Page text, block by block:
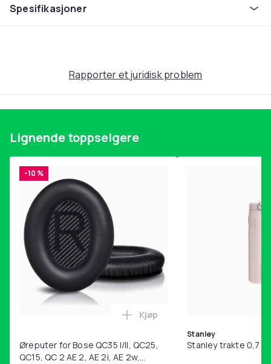
Anbefalt alder (min)
Spesifikasjoner
Rapporter et juridisk problem
Lignende toppselgere
-10 %
Øreputer for Bose QC35 I/II, QC25,
QC15, QC 2 AE 2, AE 2i, AE 2w,
Legg Øreputer for Bose QC35
Kjøp
Stanley
Stanley trakte 0,7 l,